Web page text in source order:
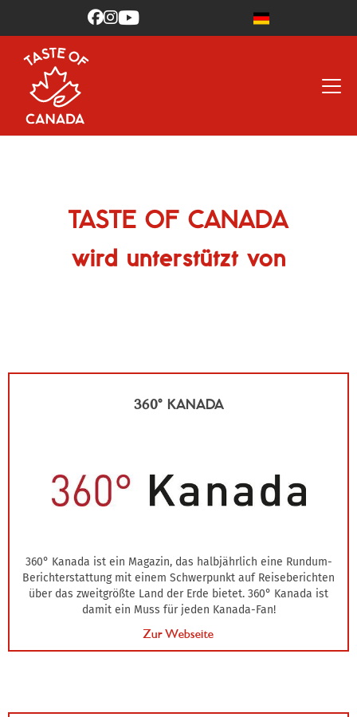

TASTE OF CANADA
wird unterstützt von
360° KANADA
360° Kanada ist ein Magazin, das halbjährlich eine Rundum-
Berichterstattung mit einem Schwerpunkt auf Reiseberichten
über das zweitgrößte Land der Erde bietet. 360° Kanada ist
damit ein Muss für jeden Kanada-Fan!
Zur Webseite